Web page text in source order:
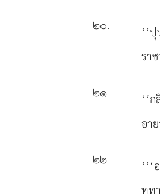
๒๐. ‘‘
รา
๒๑.
‘‘
อา
๒๒.
ทท